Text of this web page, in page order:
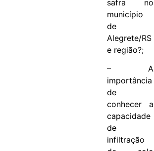
safra no
município
de
Alegrete/RS
e região?;
– A
importância
de
conhecer a
capacidade
de
infiltração